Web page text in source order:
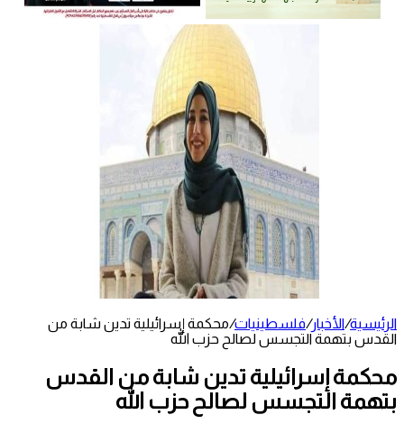
الرئيسية/الأخبار/فلسطينيات/محكمة إسرائيلية تدين شابة من
القدس بتهمة التجسس لصالح حزب الله
محكمة إسرائيلية تدين شابة من القدس
بتهمة التجسس لصالح حزب الله